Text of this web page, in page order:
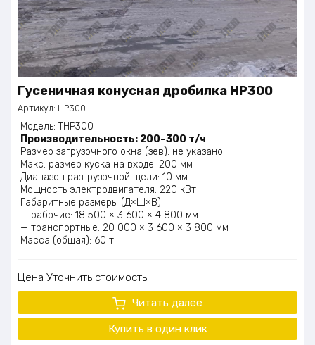
Гусеничная конусная дробилка НР300
Артикул: НР300
Модель: THP300
Производительность: 200–300 т/ч
Размер загрузочного окна (зев): не указано
Макс. размер куска на входе: 200 мм
Диапазон разгрузочной щели: 10 мм
Мощность электродвигателя: 220 кВт
Габаритные размеры (Д×Ш×В):
— рабочие: 18 500 × 3 600 × 4 800 мм
— транспортные: 20 000 × 3 600 × 3 800 мм
Масса (общая): 60 т
Цена Уточнить стоимость
Читать далее
Купить в один клик